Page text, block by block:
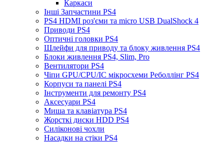
Каркаси
Інші Запчастини PS4
PS4 HDMI роз'єми та micro USB DualShock 4
Приводи PS4
Оптичні головки PS4
Шлейфи для приводу та блоку живлення PS4
Блоки живлення PS4, Slim, Pro
Вентилятори PS4
Чіпи GPU/CPU/IC мікросхеми Реболлінг PS4
Корпуси та панелі PS4
Інструменти для ремонту PS4
Аксесуари PS4
Миша та клавіатура PS4
Жорсткі диски HDD PS4
Силіконові чохли
Насадки на стіки PS4